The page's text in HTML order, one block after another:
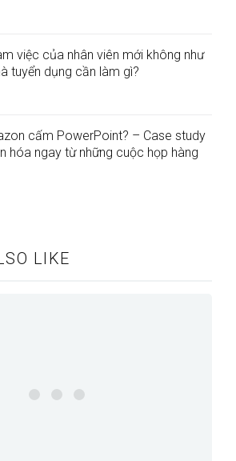
việc của nhân viên mới không như
tuyển dụng cần làm gì?
cấm PowerPoint? – Case study
hóa ngay từ những cuộc họp hàng
LIKE